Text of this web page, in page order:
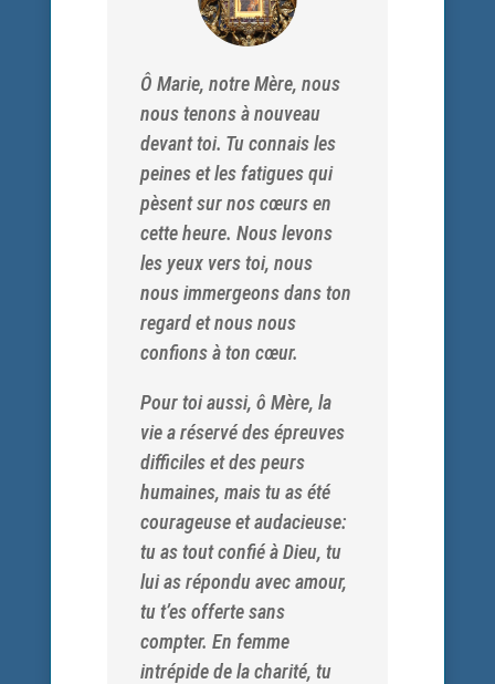
Ô Marie, notre Mère, nous
nous tenons à nouveau
devant toi. Tu connais les
peines et les fatigues qui
pèsent sur nos cœurs en
cette heure. Nous levons
les yeux vers toi, nous
nous immergeons dans ton
regard et nous nous
confions à ton cœur.
Pour toi aussi, ô Mère, la
vie a réservé des épreuves
difficiles et des peurs
humaines, mais tu as été
courageuse et audacieuse:
tu as tout confié à Dieu, tu
lui as répondu avec amour,
tu t’es offerte sans
compter. En femme
intrépide de la charité, tu